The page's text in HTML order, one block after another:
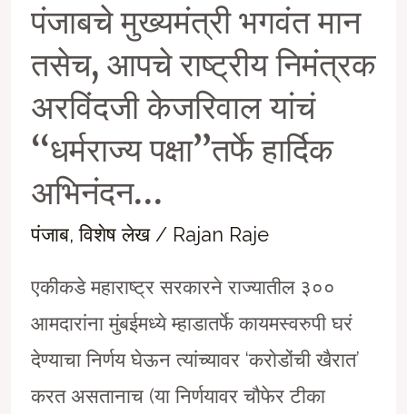
पंजाबचे मुख्यमंत्री भगवंत मान
तसेच, आपचे राष्ट्रीय निमंत्रक
अरविंदजी केजरिवाल यांचं
‘‘धर्मराज्य पक्षा’’तर्फे हार्दिक
अभिनंदन…
पंजाब,विशेष लेख/ Rajan Raje
एकीकडे महाराष्ट्र सरकारने राज्यातील ३००
आमदारांना मुंबईमध्ये म्हाडातर्फे कायमस्वरुपी घरं
देण्याचा निर्णय घेऊन त्यांच्यावर ‘करोडोंची खैरात’
करत असतानाच (या निर्णयावर चौफेर टीका